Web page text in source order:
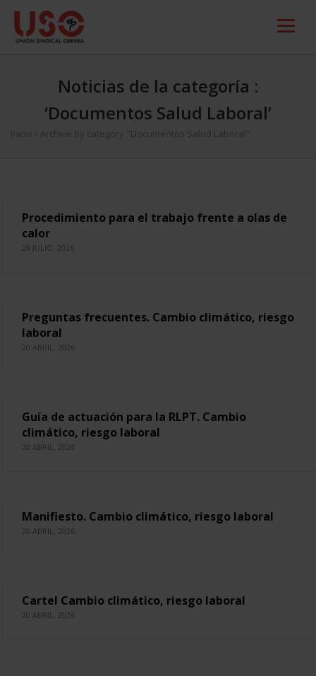
Noticias de la categoría :
‘Documentos Salud Laboral’
Inicio Archive by category "Documentos Salud Laboral"
Procedimiento para el trabajo frente a olas de
calor
29 JULIO, 2026
Preguntas frecuentes. Cambio climático, riesgo
laboral
20 ABRIL, 2026
Guía de actuación para la RLPT. Cambio
climático, riesgo laboral
20 ABRIL, 2026
Manifiesto. Cambio climático, riesgo laboral
20 ABRIL, 2026
Cartel Cambio climático, riesgo laboral
20 ABRIL, 2026